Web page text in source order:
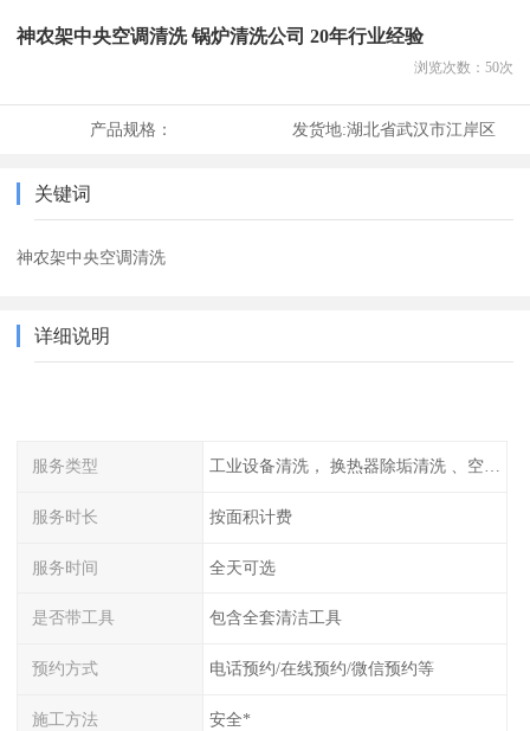
神农架中央空调清洗 锅炉清洗公司 20年行业经验
浏览次数： 50次
产品规格： 发货地:湖北省武汉市江岸区
关键词
神农架中央空调清洗
详细说明
服务类型 工业设备清洗， 换热器除垢清洗 、空调清洗等
服务时长 按面积计费
服务时间 全天可选
是否带工具 包含全套清洁工具
预约方式 电话预约/在线预约/微信预约等
施工方法 安全*